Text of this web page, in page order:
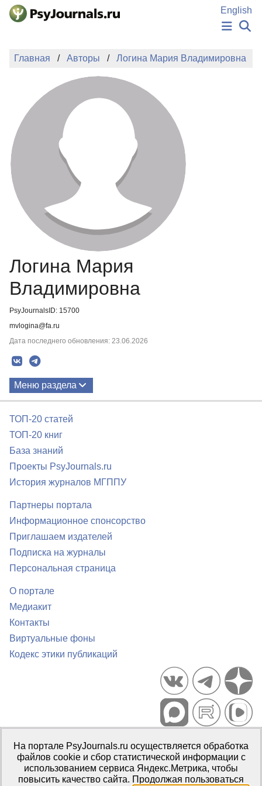
Перейти к основному содержанию
English
НОВОСТИ
АВТОРЫ
ПОДАТЬ РУКОПИСЬ
БАЗА ЗНАНИЙ
КЛЮЧЕВЫЕ СЛОВА
Регистрация
Главная Авторы Логина Мария Владимировна
Логина Мария
Владимировна
PsyJournalsID: 15700
mvlogina@fa.ru
Дата последнего обновления: 23.06.2026
Меню раздела
ТОП-20 статей
ТОП-20 книг
База знаний
Проекты PsyJournals.ru
История журналов МГППУ
Партнеры портала
Информационное спонсорство
Приглашаем издателей
Подписка на журналы
Персональная страница
О портале
Медиакит
Контакты
Виртуальные фоны
Кодекс этики публикаций
Портал психологических изданий PsyJournals.ru, 2007–2026
Правила использования материалов
Свидетельство регистрации СМИЭл № ФС77-66447 от 14 июля
2016 г.
На портале PsyJournals.ru осуществляется обработка
файлов cookie и сбор статистической информации с
использованием сервиса Яндекс.Метрика, чтобы
повысить качество сайта. Продолжая пользоваться